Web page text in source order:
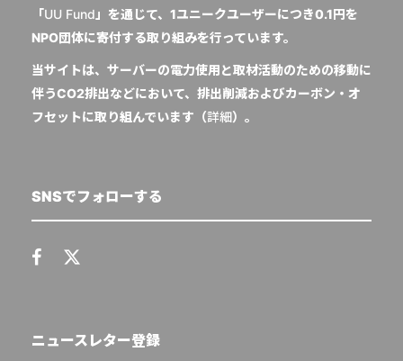
「UU Fund 」を通じて、1ユニークユーザーにつき0.1円を
NPO団体に寄付する取り組みを行っています。
当サイトは、サーバーの電力使用と取材活動のための移動に
伴うCO2排出などにおいて、排出削減およびカーボン・オ
フセットに取り組んでいます（詳細）。
SNSでフォローする
ニュースレター登録